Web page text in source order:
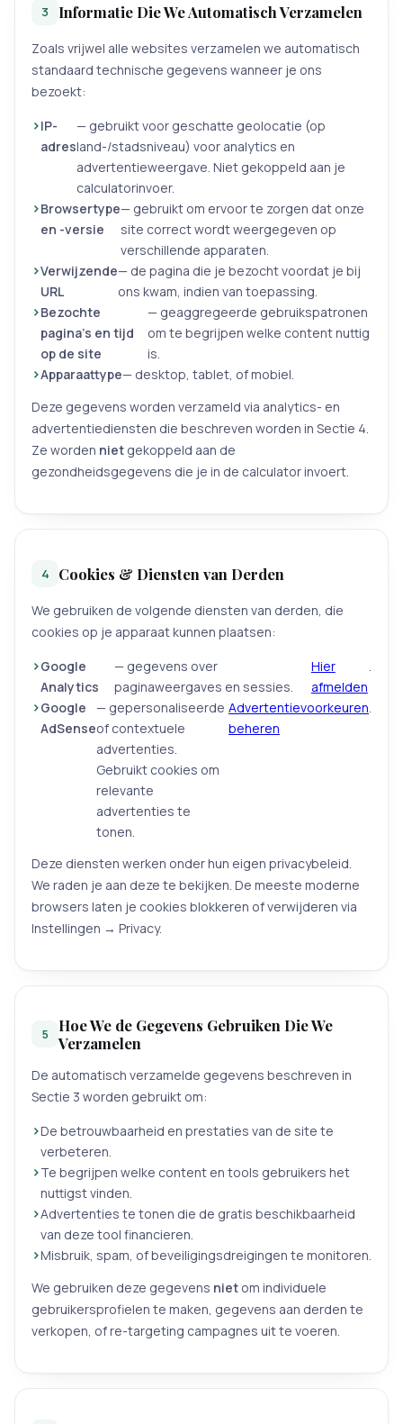
3 Informatie Die We Automatisch Verzamelen
Zoals vrijwel alle websites verzamelen we automatisch
standaard technische gegevens wanneer je ons
bezoekt:
IP-
adres
— gebruikt voor geschatte geolocatie (op
land-/stadsniveau) voor analytics en
advertentieweergave. Niet gekoppeld aan je
calculatorinvoer.
Browsertype
en -versie
— gebruikt om ervoor te zorgen dat onze
site correct wordt weergegeven op
verschillende apparaten.
Verwijzende
URL
— de pagina die je bezocht voordat je bij
ons kwam, indien van toepassing.
Bezochte
pagina's en tijd
op de site
— geaggregeerde gebruikspatronen
om te begrijpen welke content nuttig
is.
Apparaattype— desktop, tablet, of mobiel.
Deze gegevens worden verzameld via analytics- en
advertentiediensten die beschreven worden in Sectie 4.
Ze worden niet gekoppeld aan de
gezondheidsgegevens die je in de calculator invoert.
4 Cookies & Diensten van Derden
We gebruiken de volgende diensten van derden, die
cookies op je apparaat kunnen plaatsen:
Google
Analytics
— gegevens over
paginaweergaves en sessies.
Hier
afmelden
Google
AdSense
— gepersonaliseerde
of contextuele
advertenties.
Gebruikt cookies om
relevante
advertenties te
tonen.
Advertentievoorkeuren
beheren
Deze diensten werken onder hun eigen privacybeleid.
We raden je aan deze te bekijken. De meeste moderne
browsers laten je cookies blokkeren of verwijderen via
Instellingen → Privacy.
5
Hoe We de Gegevens Gebruiken Die We
Verzamelen
De automatisch verzamelde gegevens beschreven in
Sectie 3 worden gebruikt om:
De betrouwbaarheid en prestaties van de site te
verbeteren.
Te begrijpen welke content en tools gebruikers het
nuttigst vinden.
Advertenties te tonen die de gratis beschikbaarheid
van deze tool financieren.
Misbruik, spam, of beveiligingsdreigingen te monitoren.
We gebruiken deze gegevens niet om individuele
gebruikersprofielen te maken, gegevens aan derden te
verkopen, of re-targeting campagnes uit te voeren.